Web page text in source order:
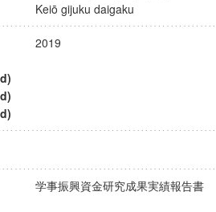
Keiō gijuku daigaku
2019
学事振興資金研究成果実績報告